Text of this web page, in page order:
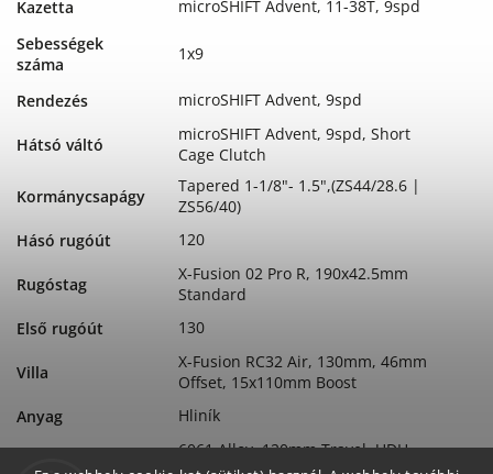
Kazetta
microSHIFT Advent, 11-38T, 9spd
Sebességek
száma
1x9
Rendezés microSHIFT Advent, 9spd
Hátsó váltó
microSHIFT Advent, 9spd, Short
Cage Clutch
Kormánycsapágy
Tapered 1-1/8"- 1.5",(ZS44/28.6 |
ZS56/40)
Hásó rugóút
120
Rugóstag
X-Fusion 02 Pro R, 190x42.5mm
Standard
Első rugóút
130
Villa
X-Fusion RC32 Air, 130mm, 46mm
Offset, 15x110mm Boost
Anyag
Hliník
Váz
6061 Alloy, 120mm Travel, UDH,
Hangerless Interface Compatible,